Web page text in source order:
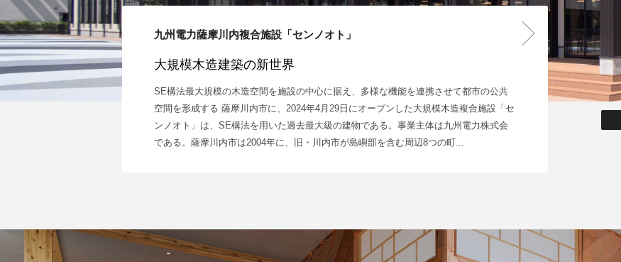
九州電力薩摩川内複合施設「センノオト」
大規模木造建築の新世界
SE構法最大規模の木造空間を施設の中心に据え、多様な機能を連携させて都市の公共
空間を形成する 薩摩川内市に、2024年4月29日にオープンした大規模木造複合施設「セ
ンノオト」は、SE構法を用いた過去最大級の建物である。事業主体は九州電力株式会
である。薩摩川内市は2004年に、旧・川内市が島嶼部を含む周辺8つの町...